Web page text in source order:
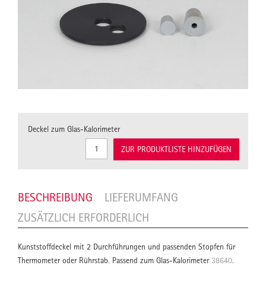
Deckel zum Glas-Kalorimeter
ZUR PRODUKTLISTE HINZUFÜGEN
BESCHREIBUNG
LIEFERUMFANG
ZUSÄTZLICH ERFORDERLICH
Kunststoffdeckel mit 2 Durchführungen und passenden Stopfen für
Thermometer oder Rührstab. Passend zum Glas-Kalorimeter38640.